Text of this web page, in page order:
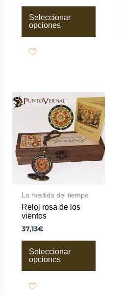
Seleccionar
opciones
La medida del tiempo
Reloj rosa de los
vientos
37,13€
Seleccionar
opciones
producto
múltiples
variantes.
Las
opciones
se
pueden
elegir
la
de
producto